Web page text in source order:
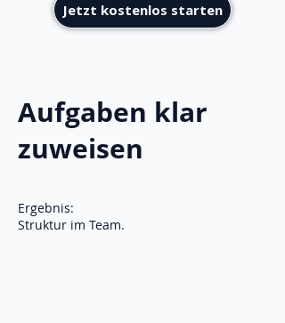
Jetzt kostenlos starten
Aufgaben klar
zuweisen
Ergebnis:
Struktur im Team.